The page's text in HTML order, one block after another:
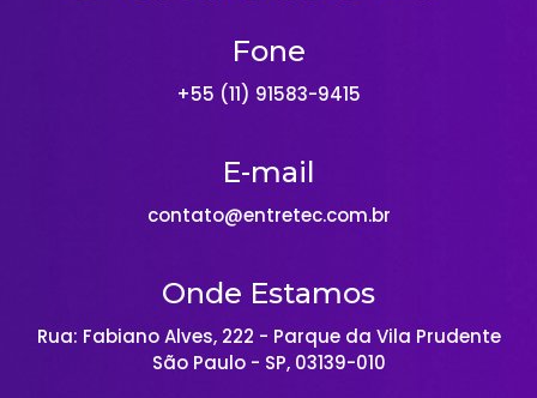
Fone
+55 (11) 91583-9415
E-mail
contato@entretec.com.br
Onde Estamos
Rua: Fabiano Alves, 222 - Parque da Vila Prudente
São Paulo - SP, 03139-010